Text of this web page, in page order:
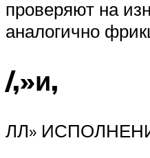
проверяют на
аналогично
/,»и,
ЛЛ»